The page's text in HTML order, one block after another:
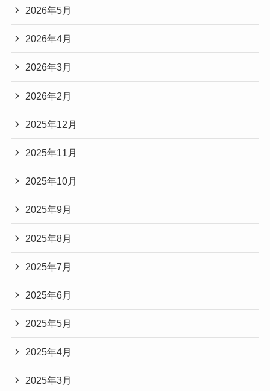
2026年5月
2026年4月
2026年3月
2026年2月
2025年12月
2025年11月
2025年10月
2025年9月
2025年8月
2025年7月
2025年6月
2025年5月
2025年4月
2025年3月